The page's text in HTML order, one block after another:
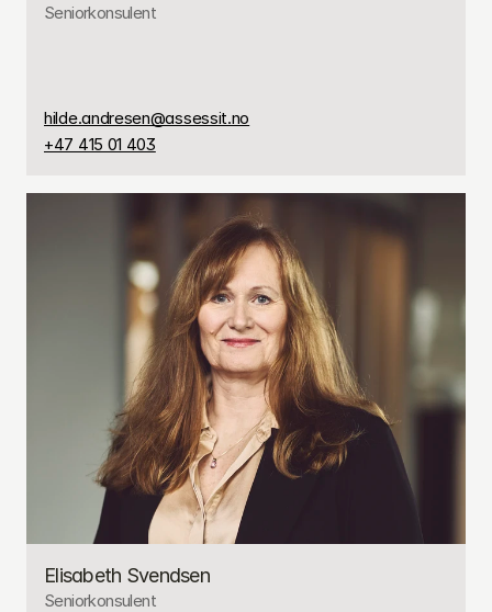
Seniorkonsulent
hilde.andresen@assessit.no
+47 415 01 403
Elisabeth Svendsen
Seniorkonsulent